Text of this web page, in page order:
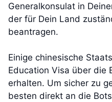
Generalkonsulat in
der für Dein Land
beantragen.
Einige chinesische
Education Visa über die
erhalten. Um sicher zu
besten direkt an die